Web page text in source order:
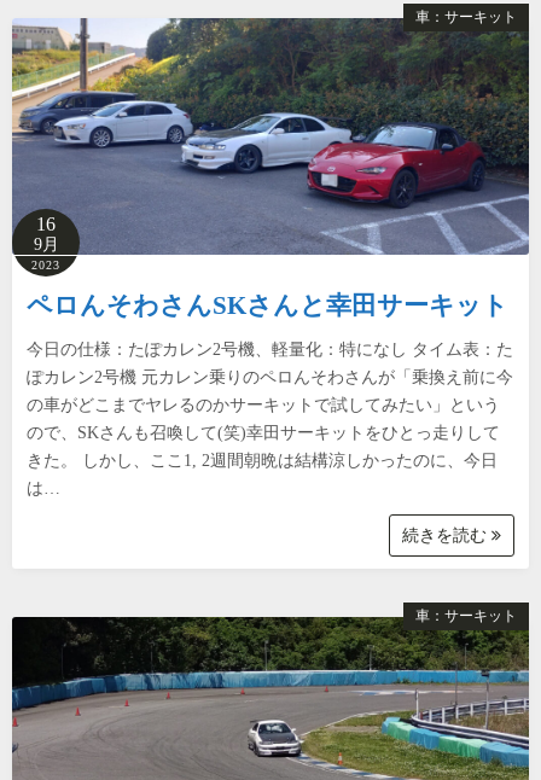
車：サーキット
16
9月
2023
ペロんそわさんSKさんと幸田サーキット
今日の仕様：たぽカレン2号機、軽量化：特になし タイム表：た
ぽカレン2号機 元カレン乗りのペロんそわさんが「乗換え前に今
の車がどこまでヤレるのかサーキットで試してみたい」という
ので、SKさんも召喚して(笑)幸田サーキットをひとっ走りして
きた。 しかし、ここ1, 2週間朝晩は結構涼しかったのに、今日
は…
続きを読む
車：サーキット